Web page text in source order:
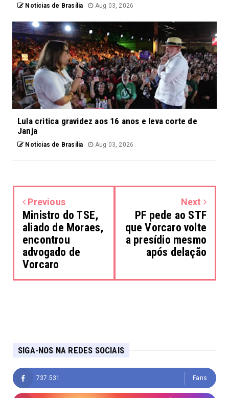
Notícias de Brasília Aug 03, 2026
Lula critica gravidez aos 16 anos e leva corte de
Janja
Notícias de Brasília Aug 03, 2026
Previous
Ministro do TSE,
aliado de Moraes,
encontrou
advogado de
Vorcaro
Next
PF pede ao STF
que Vorcaro volte
a presídio mesmo
após delação
SIGA-NOS NA REDES SOCIAIS
737.531 Fans